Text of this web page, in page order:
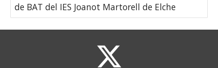
de BAT del IES Joanot Martorell de Elche